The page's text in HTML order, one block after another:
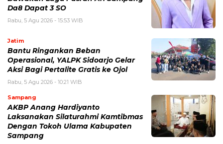
Da8 Dapat 3 SO
Rabu, 5 Agu 2026 - 15:53 WIB
Jatim
Bantu Ringankan Beban
Operasional, YALPK Sidoarjo Gelar
Aksi Bagi Pertalite Gratis ke Ojol
Rabu, 5 Agu 2026 - 10:21 WIB
Sampang
AKBP Anang Hardiyanto
Laksanakan Silaturahmi Kamtibmas
Dengan Tokoh Ulama Kabupaten
Sampang